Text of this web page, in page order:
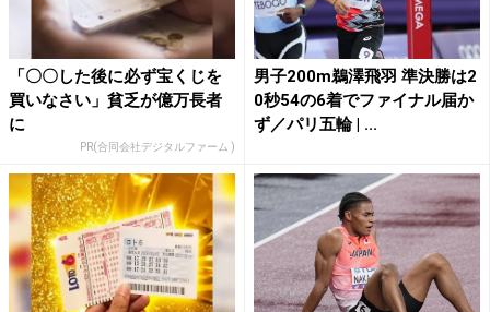
「〇〇した後に必ず宝くじを
買いなさい」貧乏が億万長者
に
PR(合同会社デジタルファーム )
男子200m鵜澤飛羽 準決勝は2
0秒54の6着でファイナル届か
ず／パリ五輪 | ...